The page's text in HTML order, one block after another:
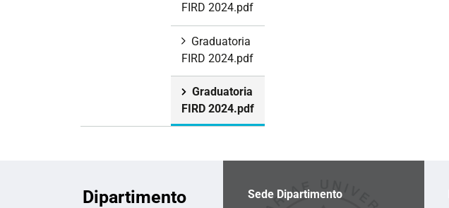
FIRD 2024.pdf
Graduatoria
FIRD 2024.pdf
Graduatoria
FIRD 2024.pdf
Dipartimento
Sede Dipartimento